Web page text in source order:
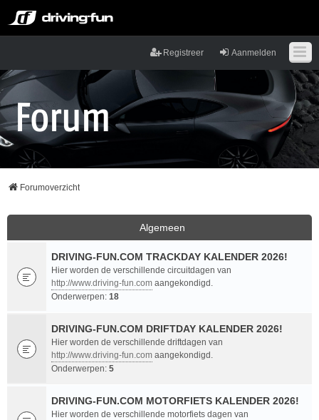
Aanmelden
Registreer
Forumoverzicht
Algemeen
DRIVING-FUN.COM TRACKDAY KALENDER 2026!
Hier worden de verschillende circuitdagen van
http://www.driving-fun.com aangekondigd.
Onderwerpen: 18
DRIVING-FUN.COM DRIFTDAY KALENDER 2026!
Hier worden de verschillende driftdagen van
http://www.driving-fun.com aangekondigd.
Onderwerpen: 5
DRIVING-FUN.COM MOTORFIETS KALENDER 2026!
Hier worden de verschillende motorfiets dagen van